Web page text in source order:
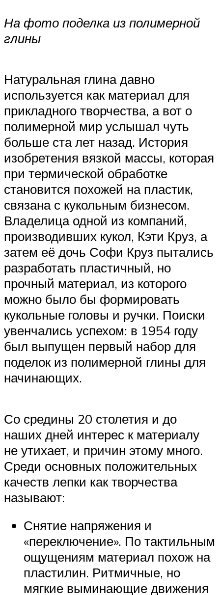
На фото поделка из полимерной
глины
Натуральная глина давно
используется как материал для
прикладного творчества, а вот о
полимерной мир услышал чуть
больше ста лет назад. История
изобретения вязкой массы, которая
при термической обработке
становится похожей на пластик,
связана с кукольным бизнесом.
Владелица одной из компаний,
производивших кукол, Кэти Круз, а
затем её дочь Софи Круз пытались
разработать пластичный, но
прочный материал, из которого
можно было бы формировать
кукольные головы и ручки. Поиски
увенчались успехом: в 1954 году
был выпущен первый набор для
поделок из полимерной глины для
начинающих.
Со средины 20 столетия и до
наших дней интерес к материалу
не утихает, и причин этому много.
Среди основных положительных
качеств лепки как творчества
называют:
Снятие напряжения и
«переключение». По тактильным
ощущениям материал похож на
пластилин. Ритмичные, но
мягкие выминающие движения